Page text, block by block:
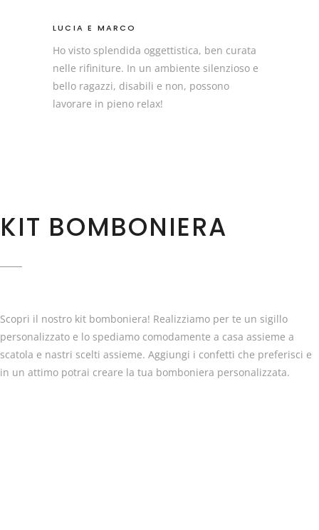
LUCIA E MARCO
Ho visto splendida oggettistica, ben curata
nelle rifiniture. In un ambiente silenzioso e
bello ragazzi, disabili e non, possono
lavorare in pieno relax!
KIT BOMBONIERA
Scopri il nostro kit bomboniera! Realizziamo per te un sigillo
personalizzato e lo spediamo comodamente a casa assieme a
scatola e nastri scelti assieme. Aggiungi i confetti che preferisci e
in un attimo potrai creare la tua bomboniera personalizzata.